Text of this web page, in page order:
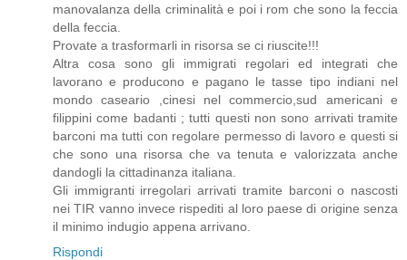
manovalanza della criminalità e poi i rom che sono la feccia
della feccia.
Provate a trasformarli in risorsa se ci riuscite!!!
Altra cosa sono gli immigrati regolari ed integrati che
lavorano e producono e pagano le tasse tipo indiani nel
mondo caseario ,cinesi nel commercio,sud americani e
filippini come badanti ; tutti questi non sono arrivati tramite
barconi ma tutti con regolare permesso di lavoro e questi si
che sono una risorsa che va tenuta e valorizzata anche
dandogli la cittadinanza italiana.
Gli immigranti irregolari arrivati tramite barconi o nascosti
nei TIR vanno invece rispediti al loro paese di origine senza
il minimo indugio appena arrivano.
Rispondi